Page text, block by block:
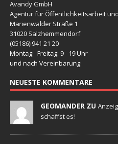
Avandy GmbH
Agentur für Öffentlichkeitsarbeit
Marienwalder Straße 1
31020 Salzhemmendorf
(05186) 941 21 20
Montag - Freitag: 9 - 19 Uhr
und nach Vereinbarung
NEUESTE KOMMENTARE
GEOMANDER ZU
schaffst es!